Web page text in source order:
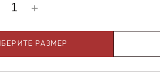
РАЗМЕР